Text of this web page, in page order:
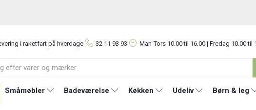
i raketfart på hverdage 32 11 93 93 Man-Tors 10.00 til 16.00 | Fredag 10.00 til
Småmøbler Badeværelse Køkken Udeliv Børn & leg